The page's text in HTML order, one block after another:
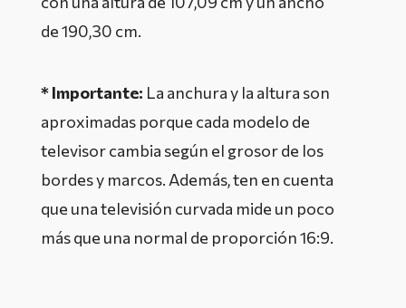
de 190,30 cm.
* Importante: La anchura y la altura son
aproximadas porque cada modelo de
televisor cambia según el grosor de los
bordes y marcos. Además, ten en cuenta
que una televisión curvada mide un poco
más que una normal de proporción 16:9.